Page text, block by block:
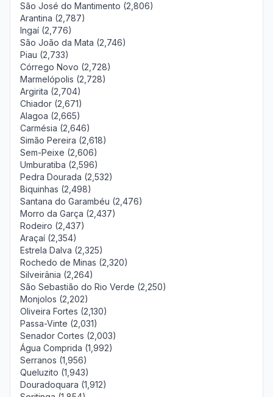
São José do Mantimento (2,806)
Arantina (2,787)
Ingaí (2,776)
São João da Mata (2,746)
Piau (2,733)
Córrego Novo (2,728)
Marmelópolis (2,728)
Argirita (2,704)
Chiador (2,671)
Alagoa (2,665)
Carmésia (2,646)
Simão Pereira (2,618)
Sem-Peixe (2,606)
Umburatiba (2,596)
Pedra Dourada (2,532)
Biquinhas (2,498)
Santana do Garambéu (2,476)
Morro da Garça (2,437)
Rodeiro (2,437)
Araçaí (2,354)
Estrela Dalva (2,325)
Rochedo de Minas (2,320)
Silveirânia (2,264)
São Sebastião do Rio Verde (2,250)
Monjolos (2,202)
Oliveira Fortes (2,130)
Passa-Vinte (2,031)
Senador Cortes (2,003)
Água Comprida (1,992)
Serranos (1,956)
Queluzito (1,943)
Douradoquara (1,912)